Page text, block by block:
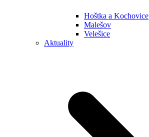
Hoštka a Kochovice
Malešov
Velešice
Aktuality